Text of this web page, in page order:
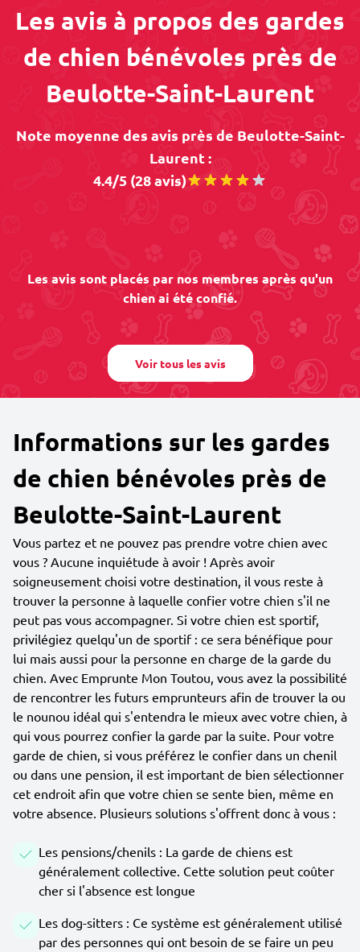
Les avis à propos des gardes
de chien bénévoles près de
Beulotte-Saint-Laurent
Note moyenne des avis près de Beulotte-Saint-
Laurent :
4.4/5 (28 avis)
Les avis sont placés par nos membres après qu'un
chien ai été confié.
Voir tous les avis
Informations sur les gardes
de chien bénévoles près de
Beulotte-Saint-Laurent
Vous partez et ne pouvez pas prendre votre chien avec
vous ? Aucune inquiétude à avoir ! Après avoir
soigneusement choisi votre destination, il vous reste à
trouver la personne à laquelle confier votre chien s'il ne
peut pas vous accompagner. Si votre chien est sportif,
privilégiez quelqu'un de sportif : ce sera bénéfique pour
lui mais aussi pour la personne en charge de la garde du
chien. Avec Emprunte Mon Toutou, vous avez la possibilité
de rencontrer les futurs emprunteurs afin de trouver la ou
le nounou idéal qui s'entendra le mieux avec votre chien, à
qui vous pourrez confier la garde par la suite. Pour votre
garde de chien, si vous préférez le confier dans un chenil
ou dans une pension, il est important de bien sélectionner
cet endroit afin que votre chien se sente bien, même en
votre absence. Plusieurs solutions s'offrent donc à vous :
Les pensions/chenils : La garde de chiens est
généralement collective. Cette solution peut coûter
cher si l'absence est longue
Les dog-sitters : Ce système est généralement utilisé
par des personnes qui ont besoin de se faire un peu